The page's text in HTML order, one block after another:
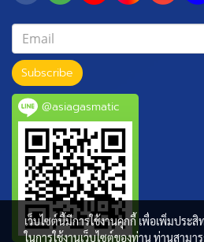
Subscribe
@asiagasmatic
เว็บไซต์นี้มีการใช้งานคุกกี้ เพื่อเพิ่มปร
ในการใช้งานเว็บไซต์ของท่าน ท่านสามา